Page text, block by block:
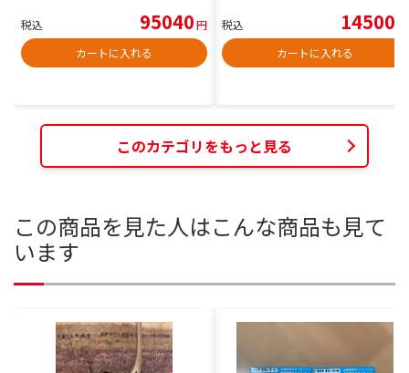
税込 95040円
カートに入れる
税込 14500
カートに入れる
このカテゴリをもっと見る
この商品を見た人はこんな商品も見て
います